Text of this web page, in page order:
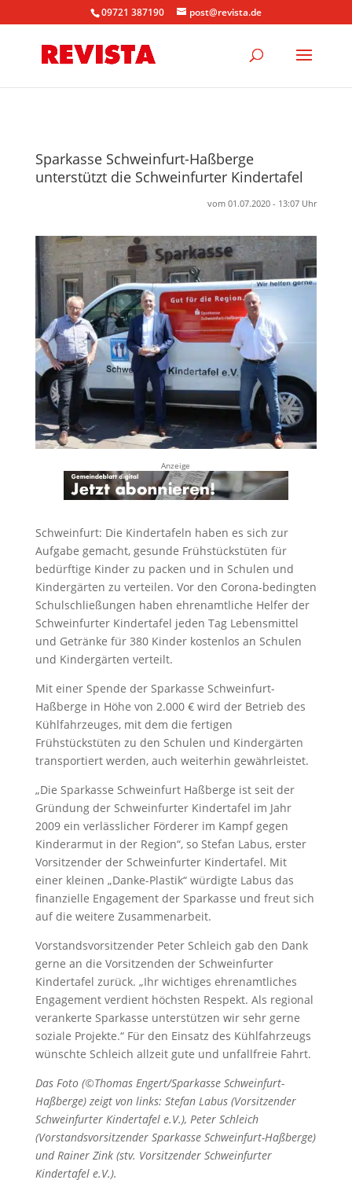
09721 387190 post@revista.de
Sparkasse Schweinfurt-Haßberge
unterstützt die Schweinfurter Kindertafel
vom 01.07.2020 - 13:07 Uhr
Anzeige
Schweinfurt: Die Kindertafeln haben es sich zur
Aufgabe gemacht, gesunde Frühstückstüten für
bedürftige Kinder zu packen und in Schulen und
Kindergärten zu verteilen. Vor den Corona-bedingten
Schulschließungen haben ehrenamtliche Helfer der
Schweinfurter Kindertafel jeden Tag Lebensmittel
und Getränke für 380 Kinder kostenlos an Schulen
und Kindergärten verteilt.
Mit einer Spende der Sparkasse Schweinfurt-
Haßberge in Höhe von 2.000 € wird der Betrieb des
Kühlfahrzeuges, mit dem die fertigen
Frühstückstüten zu den Schulen und Kindergärten
transportiert werden, auch weiterhin gewährleistet.
„Die Sparkasse Schweinfurt Haßberge ist seit der
Gründung der Schweinfurter Kindertafel im Jahr
2009 ein verlässlicher Förderer im Kampf gegen
Kinderarmut in der Region“, so Stefan Labus, erster
Vorsitzender der Schweinfurter Kindertafel. Mit
einer kleinen „Danke-Plastik“ würdigte Labus das
finanzielle Engagement der Sparkasse und freut sich
auf die weitere Zusammenarbeit.
Vorstandsvorsitzender Peter Schleich gab den Dank
gerne an die Vorsitzenden der Schweinfurter
Kindertafel zurück. „Ihr wichtiges ehrenamtliches
Engagement verdient höchsten Respekt. Als regional
verankerte Sparkasse unterstützen wir sehr gerne
soziale Projekte.“ Für den Einsatz des Kühlfahrzeugs
wünschte Schleich allzeit gute und unfallfreie Fahrt.
Das Foto (©Thomas Engert/Sparkasse Schweinfurt-
Haßberge) zeigt von links: Stefan Labus (Vorsitzender
Schweinfurter Kindertafel e.V.), Peter Schleich
(Vorstandsvorsitzender Sparkasse Schweinfurt-Haßberge)
und Rainer Zink (stv. Vorsitzender Schweinfurter
Kindertafel e.V.).